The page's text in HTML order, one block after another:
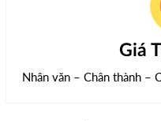
Giá
Nhân văn – Chân thành –